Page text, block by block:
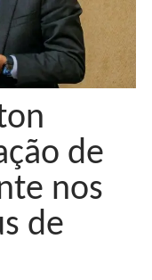
de
nos
de